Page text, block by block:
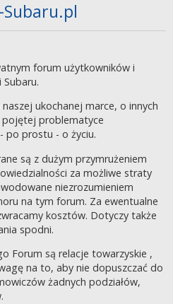
forum użytkowników i
ukochanej marce, o innych
problematyce
po prostu - o życiu.
są z dużym przymrużeniem
za możliwe straty
niezrozumieniem
na tym forum. Za ewentualne
kosztów. Dotyczy także
spodni.
Forum są relacje towarzyskie ,
na to, aby nie dopuszczać do
żadnych podziałów,